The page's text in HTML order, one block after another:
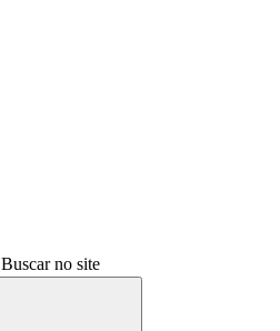
Buscar no site